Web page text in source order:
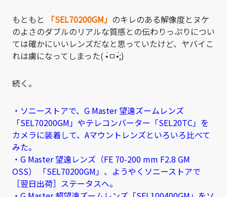
もともと 「SEL70200GM」 のキレのある解像度とヌケ
のよさのダブルのリアルな質感との伝わりっぷりについ
ては確かにいいレンズだなと思っていたけど、ヤバイこ
れは虜になってしまった( •̀ㅁ•́;)
続く。
・ソニーストアで、G Master 望遠ズームレンズ
「SEL70200GM」やテレコンバーター「SEL20TC」を
カメラに装着して、Aマウントレンズといろいろ比べて
みた。
・G Master 望遠レンズ（FE 70-200 mm F2.8 GM
OSS） 「SEL70200GM」、ようやくソニーストアで
［翌日出荷］ステータスへ。